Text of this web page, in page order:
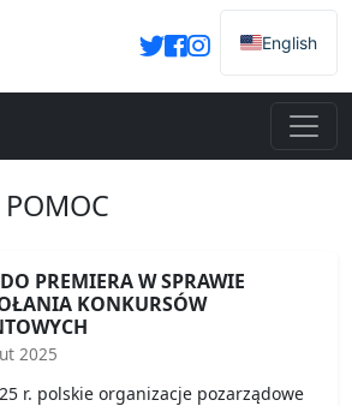
English
POMOC
PREMIERA W SPRAWIE
KONKURSÓW
2025
r. polskie organizacje pozarządowe